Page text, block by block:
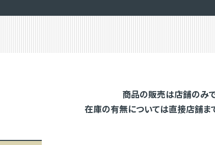
商品の販売は店舗のみで
在庫の有無については直接店舗ま